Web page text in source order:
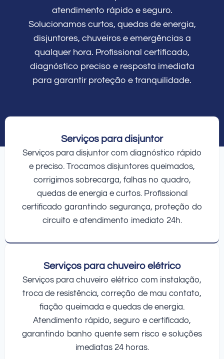
atendimento rápido e seguro.
Solucionamos curtos, quedas de energia,
disjuntores, chuveiros e emergências a
qualquer hora. Profissional certificado,
diagnóstico preciso e resposta imediata
para garantir proteção e tranquilidade.
Serviços para disjuntor
Serviços para disjuntor com diagnóstico rápido
e preciso. Trocamos disjuntores queimados,
corrigimos sobrecarga, falhas no quadro,
quedas de energia e curtos. Profissional
certificado garantindo segurança, proteção do
circuito e atendimento imediato 24h.
Serviços para chuveiro elétrico
Serviços para chuveiro elétrico com instalação,
troca de resistência, correção de mau contato,
fiação queimada e quedas de energia.
Atendimento rápido, seguro e certificado,
garantindo banho quente sem risco e soluções
imediatas 24 horas.